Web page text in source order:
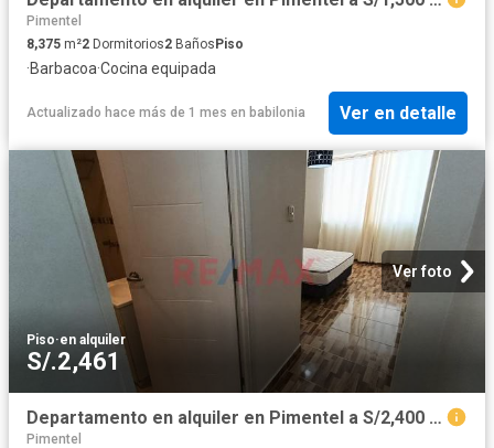
Pimentel
8,375 m²2 Dormitorios2 BañosPiso
·Barbacoa·Cocina equipada
Actualizado hace más de 1 mes en babilonia Ver en detalle
Ver foto
Piso·en alquiler
S/.2,461
Departamento en alquiler en Pimentel a S/2,400 al mes
Pimentel